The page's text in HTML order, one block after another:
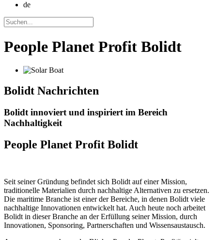
de
People Planet Profit Bolidt
Bolidt Nachrichten
Bolidt innoviert und inspiriert im Bereich
Nachhaltigkeit
People Planet Profit Bolidt
Seit seiner Gründung befindet sich Bolidt auf einer Mission,
traditionelle Materialien durch nachhaltige Alternativen zu ersetzen.
Die maritime Branche ist einer der Bereiche, in denen Bolidt viele
nachhaltige Innovationen entwickelt hat. Auch heute noch arbeitet
Bolidt in dieser Branche an der Erfüllung seiner Mission, durch
Innovationen, Sponsoring, Partnerschaften und Wissensaustausch.